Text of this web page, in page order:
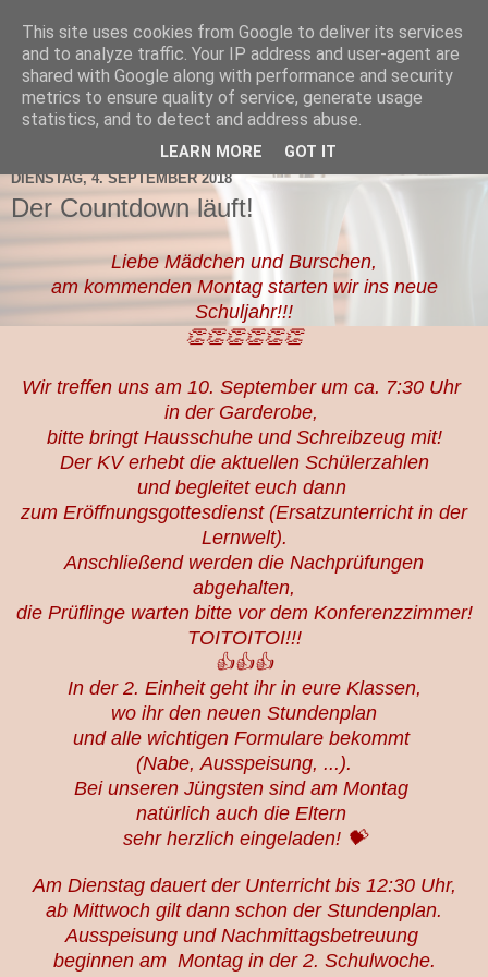
TNMS Bad Leonfelden
DIENSTAG, 4. SEPTEMBER 2018
Der Countdown läuft!
Liebe Mädchen und Burschen,
am kommenden Montag starten wir ins neue
Schuljahr!!!
👏👏👏👏👏👏
Wir treffen uns am 10. September um ca. 7:30 Uhr
in der Garderobe,
bitte bringt Hausschuhe und Schreibzeug mit!
Der KV erhebt die aktuellen Schülerzahlen
und begleitet euch dann
zum Eröffnungsgottesdienst (Ersatzunterricht in der
Lernwelt).
Anschließend werden die Nachprüfungen
abgehalten,
die Prüflinge warten bitte vor dem Konferenzzimmer!
TOITOITOI!!!
👍👍👍
In der 2. Einheit geht ihr in eure Klassen,
wo ihr den neuen Stundenplan
und alle wichtigen Formulare bekommt
(Nabe, Ausspeisung, ...).
Bei unseren Jüngsten sind am Montag
natürlich auch die Eltern
sehr herzlich eingeladen! 💝
Am Dienstag dauert der Unterricht bis 12:30 Uhr,
ab Mittwoch gilt dann schon der Stundenplan.
Ausspeisungund Nachmittagsbetreuung
beginnen am Montagin der 2. Schulwoche.
This site uses cookies from Google to deliver its services
and to analyze traffic. Your IP address and user-agent are
shared with Google along with performance and security
metrics to ensure quality of service, generate usage
statistics, and to detect and address abuse.
LEARN MORE GOT IT